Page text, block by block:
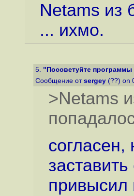
Netams из
... ихмо.
5. "Посоветуйте программы
Сообщение от sergey (??) on
>Netams
согласен,
привысил